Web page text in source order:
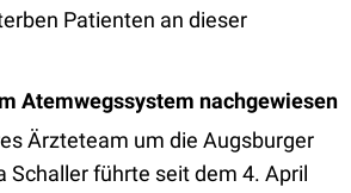
Patienten an dieser
Atemwegssystem nachgewiesen
Ärzteteam um die Augsburger
Schaller führte seit dem 4. April